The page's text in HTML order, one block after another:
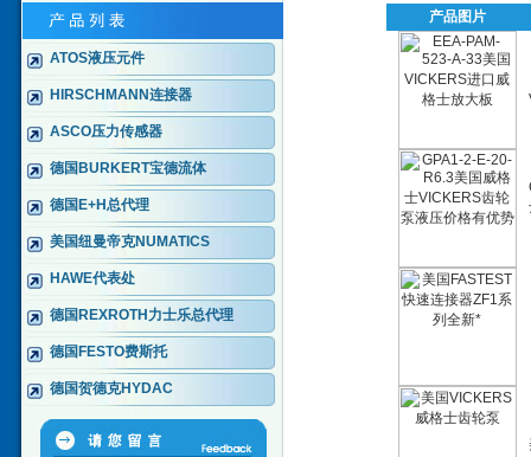
ATOS液压元件
HIRSCHMANN连接器
ASCO压力传感器
德国BURKERT宝德流体
德国E+H总代理
美国纽曼帝克NUMATICS
HAWE代表处
德国REXROTH力士乐总代理
德国FESTO费斯托
德国贺德克HYDAC
产品图片